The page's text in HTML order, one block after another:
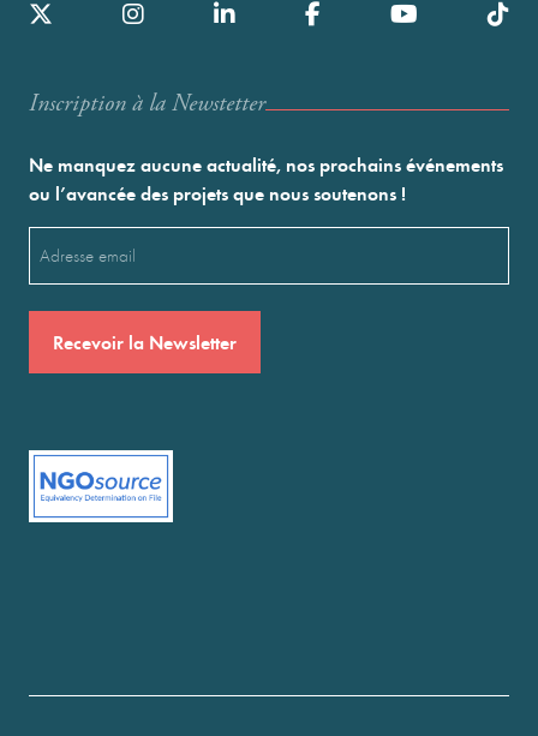
Inscription à la Newstetter
Ne manquez aucune actualité, nos prochains événements
ou l’avancée des projets que nous soutenons !
(Nécessaire)